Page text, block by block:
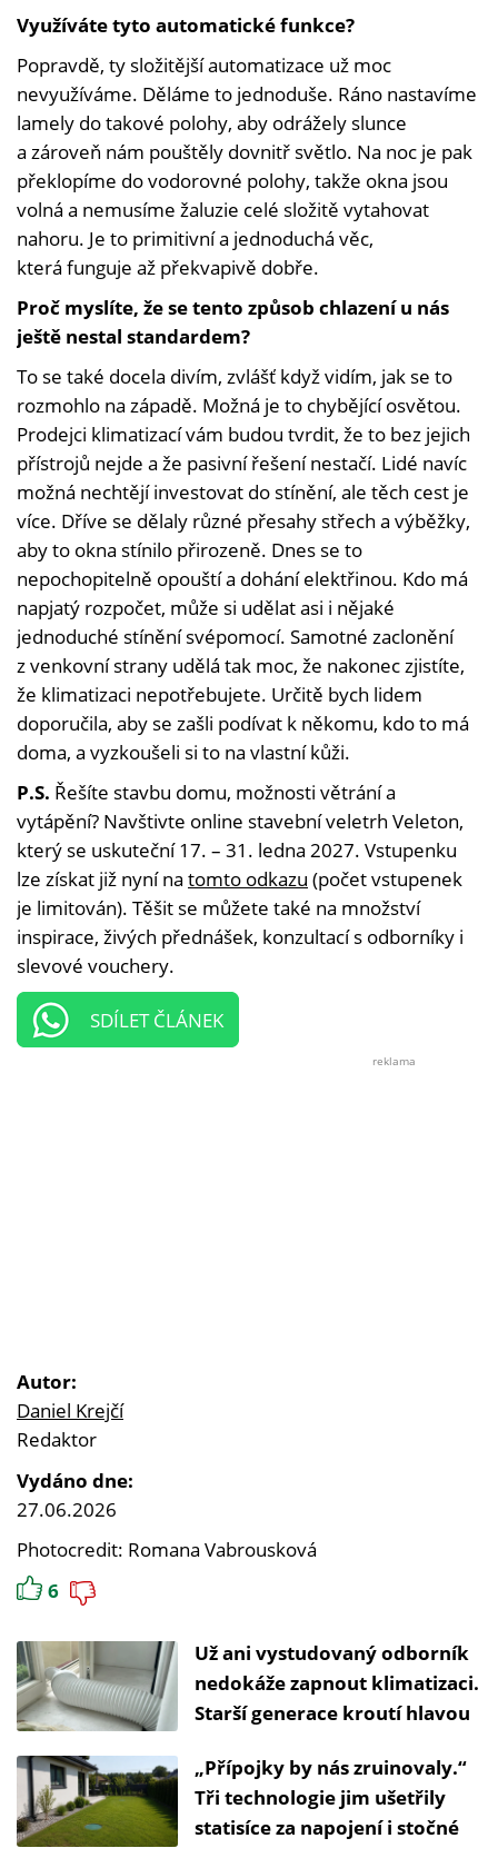
Využíváte tyto automatické funkce?
Popravdě, ty složitější automatizace už moc
nevyužíváme. Děláme to jednoduše. Ráno nastavíme
lamely do takové polohy, aby odrážely slunce
a zároveň nám pouštěly dovnitř světlo. Na noc je pak
překlopíme do vodorovné polohy, takže okna jsou
volná a nemusíme žaluzie celé složitě vytahovat
nahoru. Je to primitivní a jednoduchá věc,
která funguje až překvapivě dobře.
Proč myslíte, že se tento způsob chlazení u nás
ještě nestal standardem?
To se také docela divím, zvlášť když vidím, jak se to
rozmohlo na západě. Možná je to chybějící osvětou.
Prodejci klimatizací vám budou tvrdit, že to bez jejich
přístrojů nejde a že pasivní řešení nestačí. Lidé navíc
možná nechtějí investovat do stínění, ale těch cest je
více. Dříve se dělaly různé přesahy střech a výběžky,
aby to okna stínilo přirozeně. Dnes se to
nepochopitelně opouští a dohání elektřinou. Kdo má
napjatý rozpočet, může si udělat asi i nějaké
jednoduché stínění svépomocí. Samotné zaclonění
z venkovní strany udělá tak moc, že nakonec zjistíte,
že klimatizaci nepotřebujete. Určitě bych lidem
doporučila, aby se zašli podívat k někomu, kdo to má
doma, a vyzkoušeli si to na vlastní kůži.
P.S. Řešíte stavbu domu, možnosti větrání a
vytápění? Navštivte online stavební veletrh Veleton,
který se uskuteční 17. – 31. ledna 2027. Vstupenku
lze získat již nyní na tomto odkazu (počet vstupenek
je limitován). Těšit se můžete také na množství
inspirace, živých přednášek, konzultací s odborníky i
slevové vouchery.
SDÍLET ČLÁNEK
reklama
Autor:
Daniel Krejčí
Redaktor
Vydáno dne:
27.06.2026
Photocredit: Romana Vabrousková
6
Už ani vystudovaný odborník
nedokáže zapnout klimatizaci.
Starší generace kroutí hlavou
„Přípojky by nás zruinovaly.“
Tři technologie jim ušetřily
statisíce za napojení i stočné